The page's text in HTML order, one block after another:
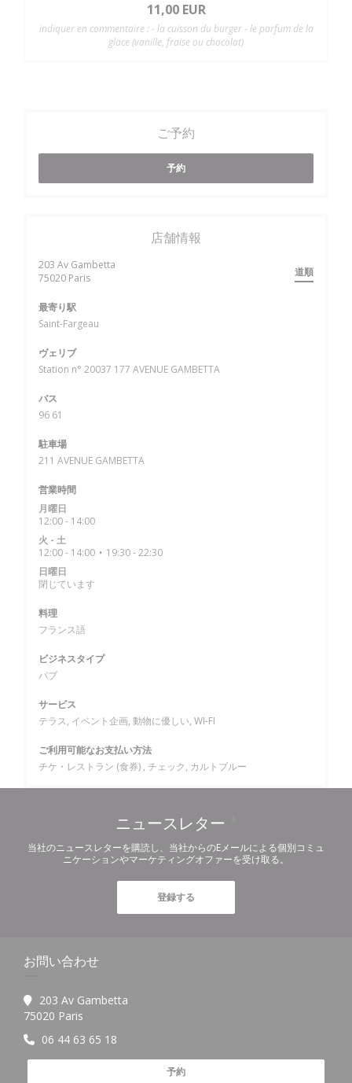
11,00 EUR
indiquer en commentaire : - la cuisson du burger - le parfum de la
glace (vanille, fraise ou chocolat)
ご予約
予約
店舗情報
203 Av Gambetta
75020 Paris((新しいウィンドウで開きます)) 道順
最寄り駅
Saint-Fargeau
ヴェリブ
Station n° 20037 177 AVENUE GAMBETTA
バス
96 61
駐車場
211 AVENUE GAMBETTA
営業時間
月曜日
12:00 - 14:00
火 - 土
12:00 - 14:00 • 19:30 - 22:30
日曜日
閉じています
料理
フランス語
ビジネスタイプ
パブ
サービス
テラス, イベント企画, 動物に優しい, WI-FI
ご利用可能なお支払い方法
チケ・レストラン (食券) , チェック, カルトブルー
ニュースレター
当社のニュースレターを購読し、当社からのEメールによる個別コミュ
ニケーションやマーケティングオファーを受け取る。
登録する
お問い合わせ
203 Av Gambetta
75020 Paris
06 44 63 65 18
予約